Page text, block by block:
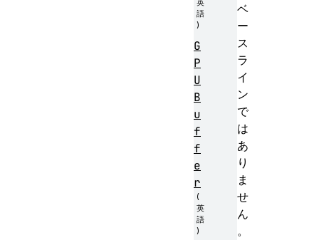
ベ
ー
ス
ラ
イ
ン
で
は
あ
り
ま
せ
ん
。
G
P
U
B
u
f
f
e
r